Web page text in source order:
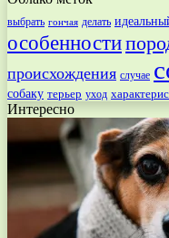
выбрать гончая делать
особенности
происхождения случае
собаку терьер уход
Интересно